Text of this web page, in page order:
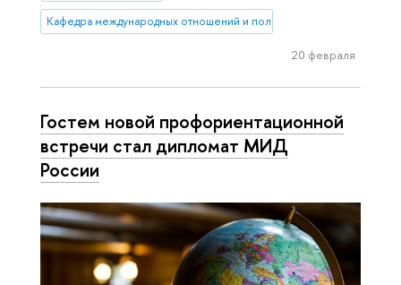
Кафедра международных отношений и политических процессов
20 февраля
Гостем новой профориентационной
встречи стал дипломат МИД
России